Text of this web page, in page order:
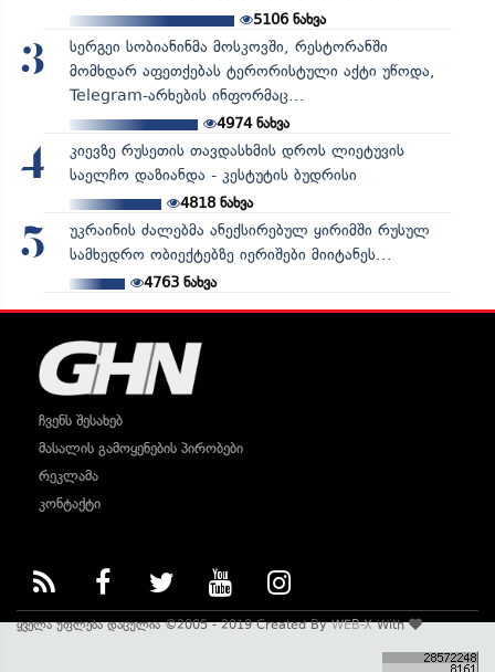
5106ნახვა
3
სერგეი სობიანინმა მოსკოვში, რესტორანში
მომხდარ აფეთქებას ტერორისტული აქტი უწოდა,
Telegram-არხების ინფორმაც...
4974ნახვა
4
კიევზე რუსეთის თავდასხმის დროს ლიეტუვის
საელჩო დაზიანდა - კესტუტის ბუდრისი
4818ნახვა
5
უკრაინის ძალებმა ანექსირებულ ყირიმში რუსულ
სამხედრო ობიექტებზე იერიშები მიიტანეს...
4763ნახვა
ჩვენს შესახებ
მასალის გამოყენების პირობები
რეკლამა
კონტაქტი
ყველა უფლება დაცულია ©2005 - 2019 Created ByWEB-XWith